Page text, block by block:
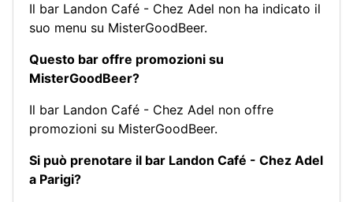
Il bar Landon Café - Chez Adel non ha indicato il
suo menu su MisterGoodBeer.
Questo bar offre promozioni su
MisterGoodBeer?
Il bar Landon Café - Chez Adel non offre
promozioni su MisterGoodBeer.
Si può prenotare il bar Landon Café - Chez Adel
a Parigi?